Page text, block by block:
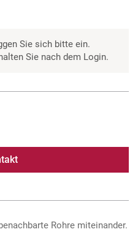
Sie sich bitte ein.
Sie nach dem Login.
Rohre miteinander.